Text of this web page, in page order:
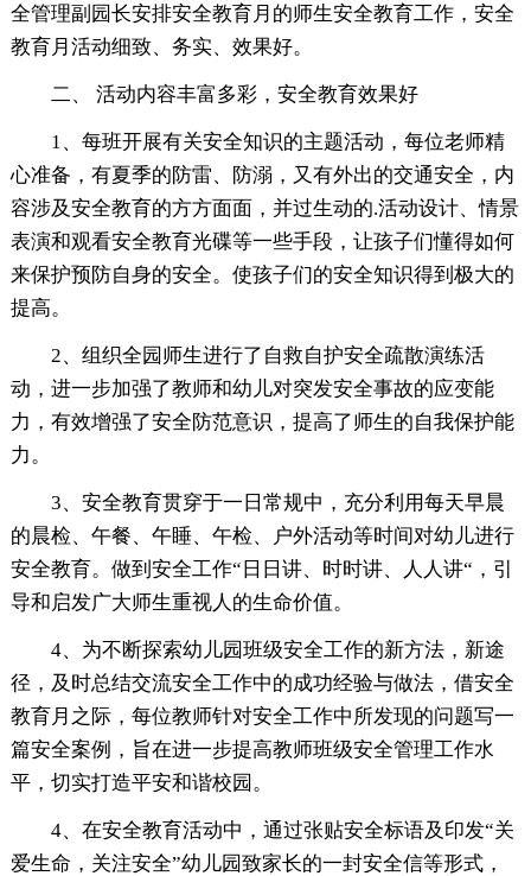
全管理副园长安排安全教育月的师生安全教育工作，安全
教育月活动细致、务实、效果好。
二、 活动内容丰富多彩，安全教育效果好
1、每班开展有关安全知识的主题活动，每位老师精
心准备，有夏季的防雷、防溺，又有外出的交通安全，内
容涉及安全教育的方方面面，并过生动的.活动设计、情景
表演和观看安全教育光碟等一些手段，让孩子们懂得如何
来保护预防自身的安全。使孩子们的安全知识得到极大的
提高。
2、组织全园师生进行了自救自护安全疏散演练活
动，进一步加强了教师和幼儿对突发安全事故的应变能
力，有效增强了安全防范意识，提高了师生的自我保护能
力。
3、安全教育贯穿于一日常规中，充分利用每天早晨
的晨检、午餐、午睡、午检、户外活动等时间对幼儿进行
安全教育。做到安全工作“日日讲、时时讲、人人讲“，引
导和启发广大师生重视人的生命价值。
4、为不断探索幼儿园班级安全工作的新方法，新途
径，及时总结交流安全工作中的成功经验与做法，借安全
教育月之际，每位教师针对安全工作中所发现的问题写一
篇安全案例，旨在进一步提高教师班级安全管理工作水
平，切实打造平安和谐校园。
4、在安全教育活动中，通过张贴安全标语及印发“关
爱生命，关注安全”幼儿园致家长的一封安全信等形式，